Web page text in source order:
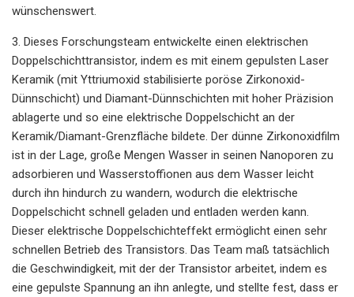
wünschenswert.
3. Dieses Forschungsteam entwickelte einen elektrischen
Doppelschichttransistor, indem es mit einem gepulsten Laser
Keramik (mit Yttriumoxid stabilisierte poröse Zirkonoxid-
Dünnschicht) und Diamant-Dünnschichten mit hoher Präzision
ablagerte und so eine elektrische Doppelschicht an der
Keramik/Diamant-Grenzfläche bildete. Der dünne Zirkonoxidfilm
ist in der Lage, große Mengen Wasser in seinen Nanoporen zu
adsorbieren und Wasserstoffionen aus dem Wasser leicht
durch ihn hindurch zu wandern, wodurch die elektrische
Doppelschicht schnell geladen und entladen werden kann.
Dieser elektrische Doppelschichteffekt ermöglicht einen sehr
schnellen Betrieb des Transistors. Das Team maß tatsächlich
die Geschwindigkeit, mit der der Transistor arbeitet, indem es
eine gepulste Spannung an ihn anlegte, und stellte fest, dass er